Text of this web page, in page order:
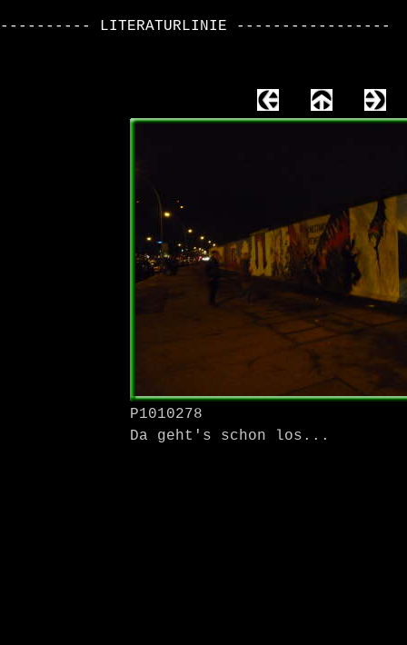
---------- LITERATURLINIE -----------------
P1010278
Da geht's schon los...